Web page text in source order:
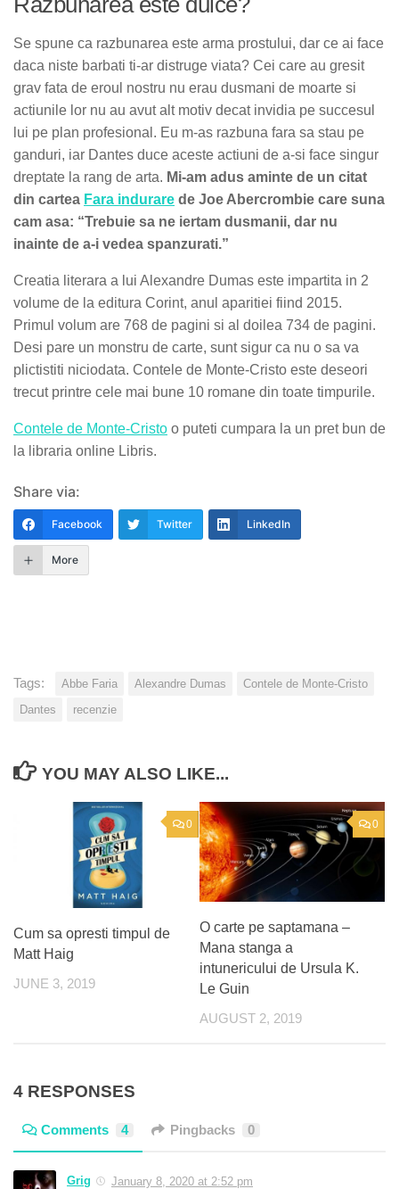
Se spune ca razbunarea este arma prostului, dar ce ai face
daca niste barbati ti-ar distruge viata? Cei care au gresit
grav fata de eroul nostru nu erau dusmani de moarte si
actiunile lor nu au avut alt motiv decat invidia pe succesul
lui pe plan profesional. Eu m-as razbuna fara sa stau pe
ganduri, iar Dantes duce aceste actiuni de a-si face singur
dreptate la rang de arta. Mi-am adus aminte de un citat
din cartea Fara indurare de Joe Abercrombie care suna
cam asa: “Trebuie sa ne iertam dusmanii, dar nu
inainte de a-i vedea spanzurati.”
Creatia literara a lui Alexandre Dumas este impartita in 2
volume de la editura Corint, anul aparitiei fiind 2015.
Primul volum are 768 de pagini si al doilea 734 de pagini.
Desi pare un monstru de carte, sunt sigur ca nu o sa va
plictistiti niciodata. Contele de Monte-Cristo este deseori
trecut printre cele mai bune 10 romane din toate timpurile.
Contele de Monte-Cristo o puteti cumpara la un pret bun de
la libraria online Libris.
Share via:
Facebook Twitter LinkedIn
More
Tags: Abbe Faria Alexandre Dumas
Contele de Monte-Cristo
Dantes
recenzie
YOU MAY ALSO LIKE...
0
Cum sa opresti timpul de
Matt Haig
JUNE 3, 2019
0
O carte pe saptamana –
Mana stanga a
intunericului de Ursula K.
Le Guin
AUGUST 2, 2019
4 RESPONSES
Comments 4 Pingbacks 0
Grig January 8, 2020 at 2:52 pm